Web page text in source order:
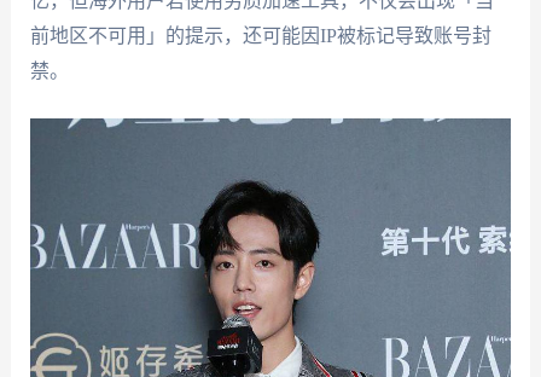
前地区不可用」的提示，还可能因IP被标记导致账号封
禁。